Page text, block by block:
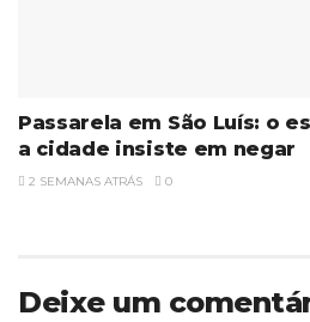
Passarela em São Luís: o
a cidade insiste em negar
2 SEMANAS ATRÁS 0
Deixe um